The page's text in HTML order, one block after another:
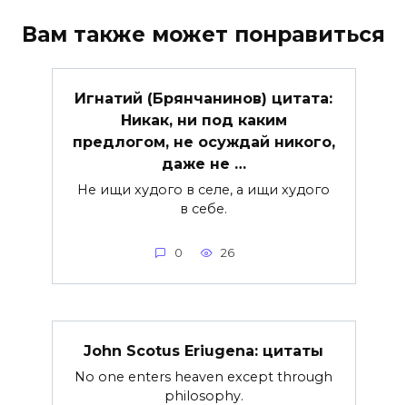
Вам также может понравиться
Игнатий (Брянчанинов) цитата:
Никак, ни под каким
предлогом, не осуждай никого,
даже не …
Не ищи худого в селе, а ищи худого
в себе.
0 26
John Scotus Eriugena: цитаты
No one enters heaven except through
philosophy.